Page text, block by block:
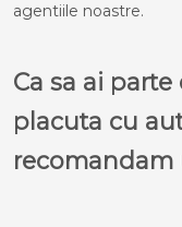
agentiile noastre.
Ca sa ai
placuta cu
recomandam